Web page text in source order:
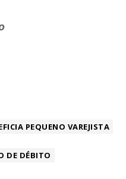
PEQUENO VAREJISTA
DE DÉBITO